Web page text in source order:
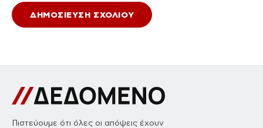
Πιστεύουμε ότι όλες οι απόψεις έχουν